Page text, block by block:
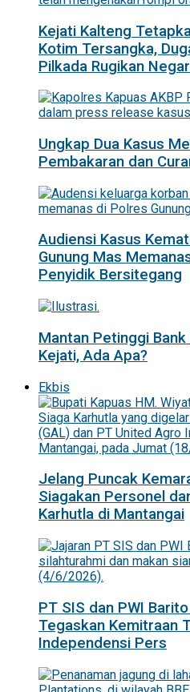
Kejati Kalteng
Kotim Tersangka,
Pilkada Rugikan
Ungkap Dua Kasus
Pembakaran dan
Audiensi Kasus
Gunung Mas
Penyidik Bersitegang
Mantan Petinggi
Kejati, Ada Apa?
Ekbis
Jelang Puncak
Siagakan Personel
Karhutla di Mantangai
PT SIS dan PWI
Tegaskan Kemitraan
Independensi Pers